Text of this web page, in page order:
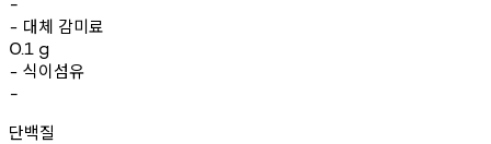
- 대체 감미료
0.1 g
- 식이섬유
-
단백질